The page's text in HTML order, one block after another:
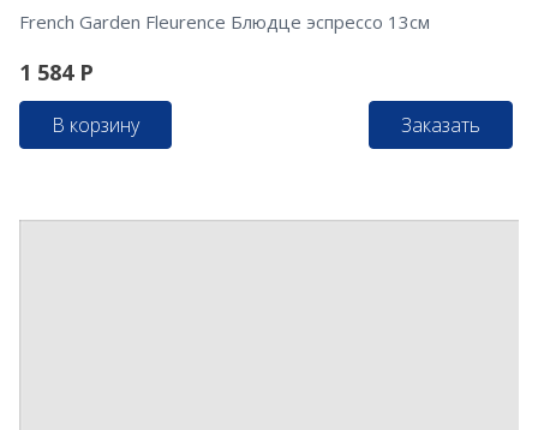
French Garden Fleurence Блюдце эспрессо 13см
1 584 Р
В корзину Заказать